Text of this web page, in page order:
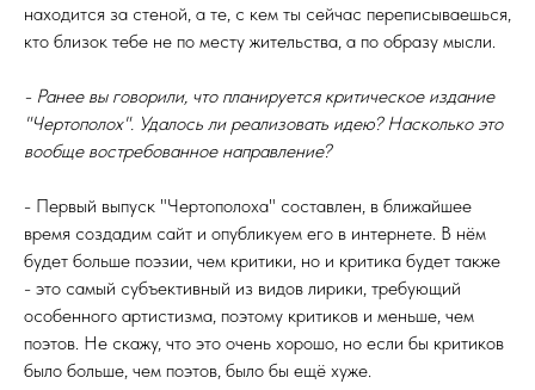
находится за стеной, а те, с кем ты сейчас переписываешься,
кто близок тебе не по месту жительства, а по образу мысли.
- Ранее вы говорили, что планируется критическое издание
"Чертополох". Удалось ли реализовать идею? Насколько это
вообще востребованное направление?
- Первый выпуск "Чертополоха" составлен, в ближайшее
время создадим сайт и опубликуем его в интернете. В нём
будет больше поэзии, чем критики, но и критика будет также
- это самый субъективный из видов лирики, требующий
особенного артистизма, поэтому критиков и меньше, чем
поэтов. Не скажу, что это очень хорошо, но если бы критиков
было больше, чем поэтов, было бы ещё хуже.